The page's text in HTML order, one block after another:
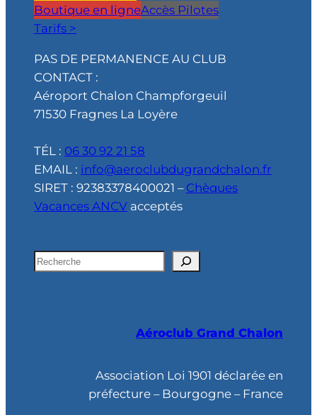
Boutique en ligneAccès Pilotes
Tarifs >
PAS DE PERMANENCE AU CLUB
CONTACT :
Aéroport Chalon Champforgeuil
71530 Fragnes La Loyère
TÉL : 06 30 92 21 58
EMAIL : info@aeroclubdugrandchalon.fr
SIRET : 92383378400021 – Chèques
Vacances ANCV acceptés
R
Aéroclub Grand Chalon
Association Loi 1901 déclarée en
préfecture – Bourgogne – France